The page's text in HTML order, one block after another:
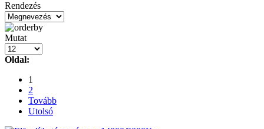
Rendezés
Mutat
Oldal:
1
2
Tovább
Utolsó